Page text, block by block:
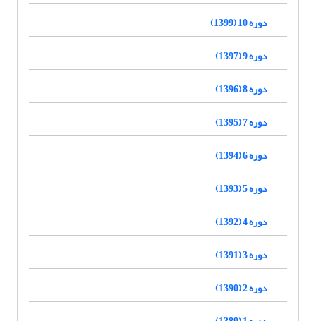
دوره 10 (1399)
دوره 9 (1397)
دوره 8 (1396)
دوره 7 (1395)
دوره 6 (1394)
دوره 5 (1393)
دوره 4 (1392)
دوره 3 (1391)
دوره 2 (1390)